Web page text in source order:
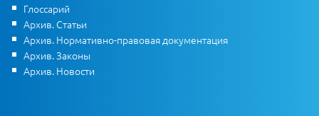
Глоссарий
Архив. Статьи
Архив. Нормативно-правовая документация
Архив. Законы
Архив. Новости